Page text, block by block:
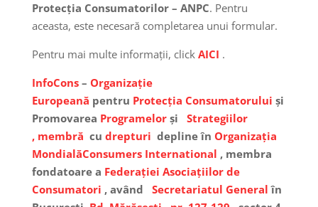
Protecția Consumatorilor – ANPC. Pentru
aceasta, este necesară completarea unui formular.
Pentru mai multe informații, click AICI .
InfoCons– Organizație
Europeană pentru Protecția Consumatorului și
Promovarea Programelorși Strategiilor
, membră cu drepturi depline în Organizația
MondialăConsumers International , membra
fondatoare a Federației Asociațiilor de
Consumatori , având Secretariatul General în